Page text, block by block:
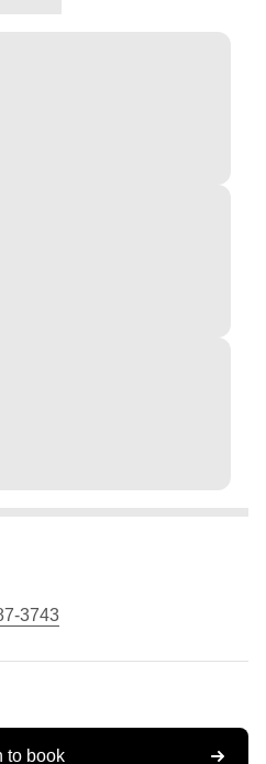
3743
to book